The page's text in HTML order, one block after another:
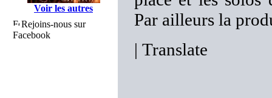
Voir les autres
Rejoins-nous sur
Facebook
Par ailleurs la
| Translate